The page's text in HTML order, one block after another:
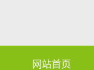
网站首页